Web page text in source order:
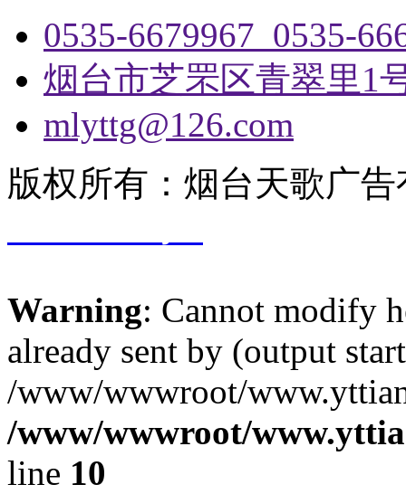
0535-6679967 0535-
烟台市芝罘区青翠里1
mlyttg@126.com
版权所有：烟台天歌广
Warning: Cannot modify
already sent by (output
/www/wwwroot/
/www/wwwroot/
line 10